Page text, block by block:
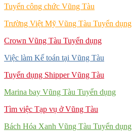
Tuyển công chức Vũng Tàu
Trường Việt Mỹ Vũng Tàu Tuyển dụng
Crown Vũng Tàu Tuyển dụng
Việc làm Kế toán tại Vũng Tàu
Tuyển dụng Shipper Vũng Tàu
Marina bay Vũng Tàu Tuyển dụng
Tìm việc Tạp vụ ở Vũng Tàu
Bách Hóa Xanh Vũng Tàu Tuyển dụng